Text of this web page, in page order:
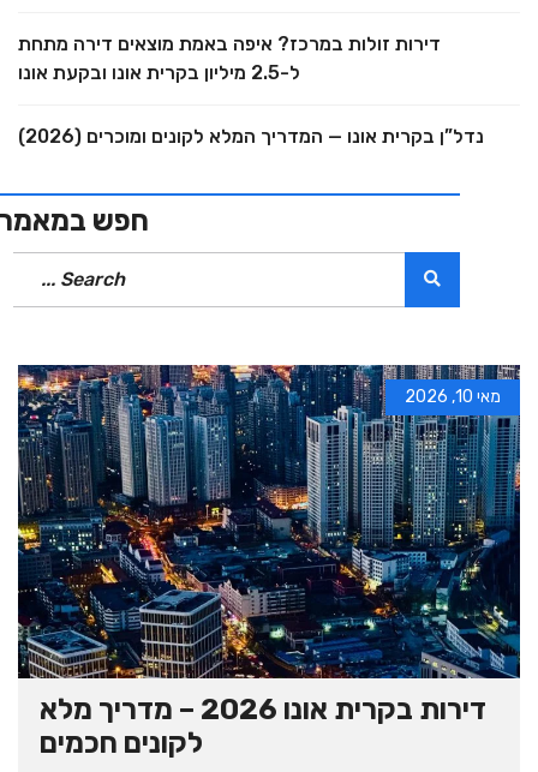
דירות זולות במרכז? איפה באמת מוצאים דירה מתחת
ל-2.5 מיליון בקרית אונו ובקעת אונו
נדל”ן בקרית אונו — המדריך המלא לקונים ומוכרים (2026)
חפש
מאי 10, 2026
דירות בקרית אונו 2026 – מדריך מלא
לקונים חכמים